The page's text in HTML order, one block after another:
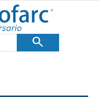
search